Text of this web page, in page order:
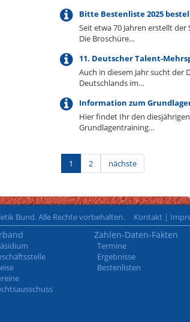
Bitte Bestenliste 2025
Seit etwa 70 Jahren erstellt
Die Broschüre…
11. Deutscher Talent-
Auch in diesem Jahr sucht der
Deutschlands im…
Information zum
Hier findet Ihr den
Grundlagentraining…
1 2 nächste
Bund. Alle Rechte vorbehalten. Kontakt |
Zahlen-Daten-Fakten
Termine
Ergebnisse
Bestenlisten